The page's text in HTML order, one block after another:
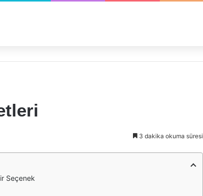
3 dakika okuma süresi
Seçenek